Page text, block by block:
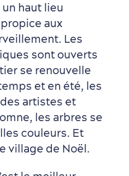
haut lieu
aux
Les
sont ouverts
se renouvelle
et en été, les
artistes et
les arbres se
couleurs. Et
village de Noël.